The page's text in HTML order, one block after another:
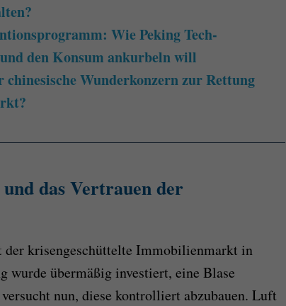
Wie Peking Tech-
den Konsum ankurbeln will
chinesische Wunderkonzern zur Rettung
das Vertrauen der
krisengeschüttelte Immobilienmarkt in
wurde übermäßig investiert, eine Blase
nun, diese kontrolliert abzubauen. Luft